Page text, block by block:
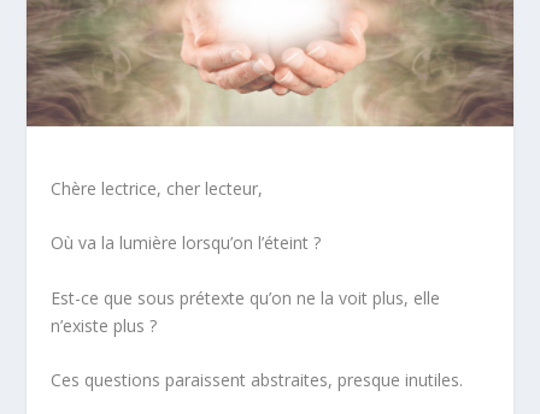
Chère lectrice, cher lecteur,
Où va la lumière lorsqu’on l’éteint ?
Est-ce que sous prétexte qu’on ne lavoit plus, elle
n’existe plus ?
Ces questions paraissent abstraites, presque inutiles.